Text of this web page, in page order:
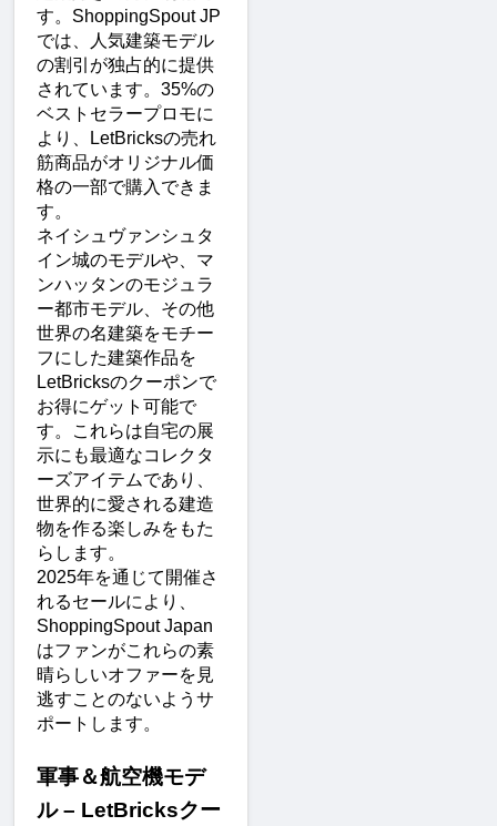
す。ShoppingSpout JP
では、人気建築モデル
の割引が独占的に提供
されています。35%の
ベストセラープロモに
より、LetBricksの売れ
筋商品がオリジナル価
格の一部で購入できま
す。
ネイシュヴァンシュタ
イン城のモデルや、マ
ンハッタンのモジュラ
ー都市モデル、その他
世界の名建築をモチー
フにした建築作品を
LetBricksのクーポンで
お得にゲット可能で
す。これらは自宅の展
示にも最適なコレクタ
ーズアイテムであり、
世界的に愛される建造
物を作る楽しみをもた
らします。
2025年を通じて開催さ
れるセールにより、
ShoppingSpout Japan
はファンがこれらの素
晴らしいオファーを見
逃すことのないようサ
ポートします。
軍事＆航空機モデ
ル – LetBricksクー